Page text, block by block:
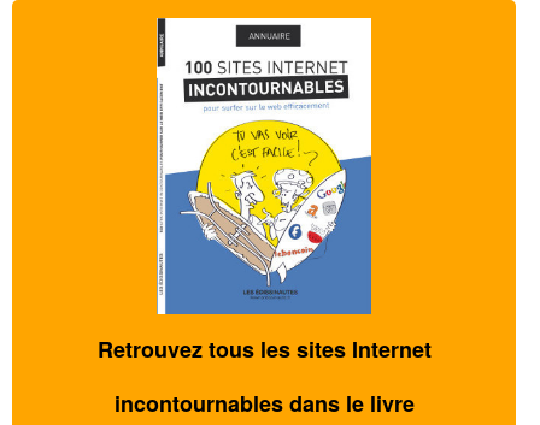
Retrouvez tous les sites Internet
incontournables dans le livre